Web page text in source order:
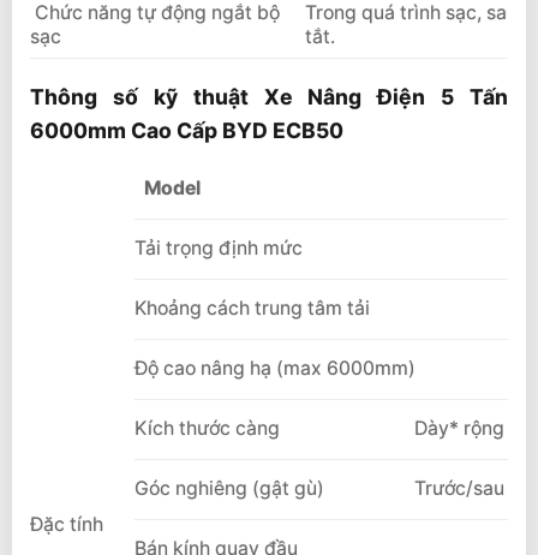
Chức năng tự động ngắt bộ
sạc
Trong quá trình sạc, sau
tắt.
Thông số kỹ thuật Xe Nâng Điện 5 Tấn
6000mm Cao Cấp BYD ECB50
Đặc tính
Model
Tải trọng định mức
Khoảng cách trung tâm tải
Độ cao nâng hạ (max 6000mm)
Kích thước càng Dày* rộng *
Góc nghiêng (gật gù) Trước/sau
Bán kính quay đầu